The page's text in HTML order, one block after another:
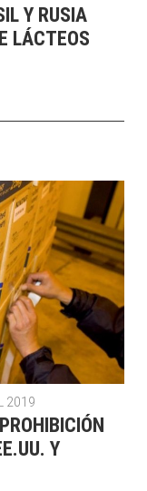
Y RUSIA
LÁCTEOS
2019
Y